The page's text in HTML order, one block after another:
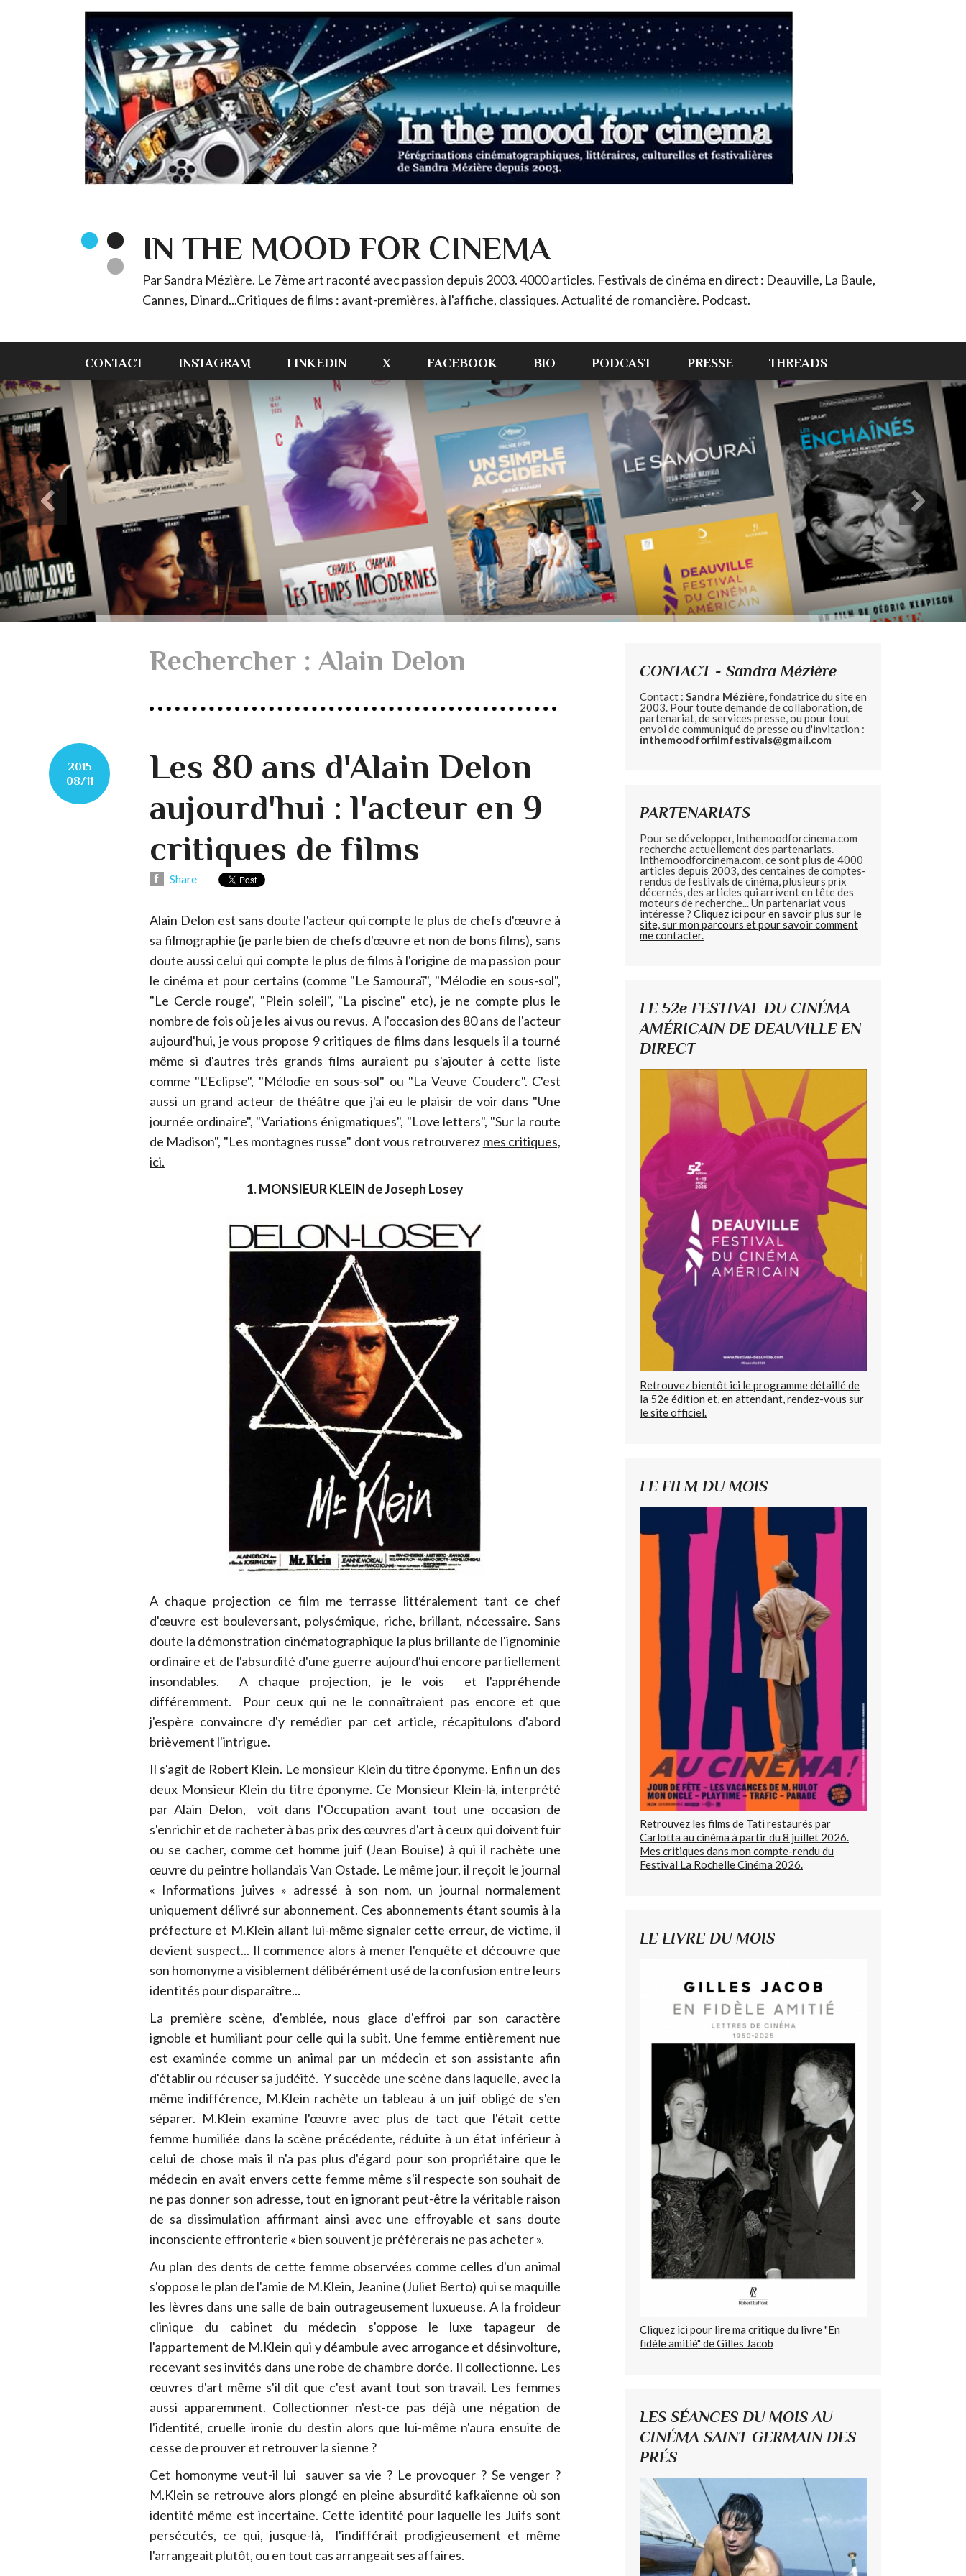
IN THE MOOD FOR CINEMA
Par Sandra Mézière. Le 7ème art raconté avec passion depuis 2003. 4000 articles. Festivals de cinéma en direct : Deauville, La Baule,
Cannes, Dinard...Critiques de films : avant-premières, à l'affiche, classiques. Actualité de romancière. Podcast.
CONTACT INSTAGRAM LINKEDIN X FACEBOOK BIO PODCAST PRESSE THREADS
Rechercher : Alain Delon
2015
08/11
Les 80 ans d'Alain Delon
aujourd'hui : l'acteur en 9
critiques de films
Share
Alain Delon est sans doute l'acteur qui compte le plus de chefs d'œuvre à
sa filmographie (je parle bien de chefs d'œuvre et non de bons films), sans
doute aussi celui qui compte le plus de films à l'origine de ma passion pour
le cinéma et pour certains (comme "Le Samouraï", "Mélodie en sous-sol",
"Le Cercle rouge", "Plein soleil", "La piscine" etc), je ne compte plus le
nombre de fois où je les ai vus ou revus. A l'occasion des 80 ans de l'acteur
aujourd'hui, je vous propose 9 critiques de films dans lesquels il a tourné
même si d'autres très grands films auraient pu s'ajouter à cette liste
comme "L'Eclipse", "Mélodie en sous-sol" ou "La Veuve Couderc". C'est
aussi un grand acteur de théâtre que j'ai eu le plaisir de voir dans "Une
journée ordinaire", "Variations énigmatiques", "Love letters", "Sur la route
de Madison", "Les montagnes russe" dont vous retrouverez mes critiques,
ici.
1. MONSIEUR KLEIN de Joseph Losey
A chaque projection ce film me terrasse littéralement tant ce chef
d'œuvre est bouleversant, polysémique, riche, brillant, nécessaire. Sans
doute la démonstration cinématographique la plus brillante de l'ignominie
ordinaire et de l'absurdité d'une guerre aujourd'hui encore partiellement
insondables. A chaque projection, je le vois et l'appréhende
différemment. Pour ceux qui ne le connaîtraient pas encore et que
j'espère convaincre d'y remédier par cet article, récapitulons d'abord
brièvement l'intrigue.
Il s'agit de Robert Klein. Le monsieur Klein du titre éponyme. Enfin un des
deux Monsieur Klein du titre éponyme. Ce Monsieur Klein-là, interprété
par Alain Delon, voit dans l'Occupation avant tout une occasion de
s'enrichir et de racheter à bas prix des œuvres d'art à ceux qui doivent fuir
ou se cacher, comme cet homme juif (Jean Bouise) à qui il rachète une
œuvre du peintre hollandais Van Ostade. Le même jour, il reçoit le journal
« Informations juives » adressé à son nom, un journal normalement
uniquement délivré sur abonnement. Ces abonnements étant soumis à la
préfecture et M.Klein allant lui-même signaler cette erreur, de victime, il
devient suspect... Il commence alors à mener l'enquête et découvre que
son homonyme a visiblement délibérément usé de la confusion entre leurs
identités pour disparaître...
La première scène, d'emblée, nous glace d'effroi par son caractère
ignoble et humiliant pour celle qui la subit. Une femme entièrement nue
est examinée comme un animal par un médecin et son assistante afin
d'établir ou récuser sa judéité. Y succède une scène dans laquelle, avec la
même indifférence, M.Klein rachète un tableau à un juif obligé de s'en
séparer. M.Klein examine l'œuvre avec plus de tact que l'était cette
femme humiliée dans la scène précédente, réduite à un état inférieur à
celui de chose mais il n'a pas plus d'égard pour son propriétaire que le
médecin en avait envers cette femme même s'il respecte son souhait de
ne pas donner son adresse, tout en ignorant peut-être la véritable raison
de sa dissimulation affirmant ainsi avec une effroyable et sans doute
inconsciente effronterie « bien souvent je préfèrerais ne pas acheter ».
Au plan des dents de cette femme observées comme celles d'un animal
s'oppose le plan de l'amie de M.Klein, Jeanine (Juliet Berto) qui se maquille
les lèvres dans une salle de bain outrageusement luxueuse. A la froideur
clinique du cabinet du médecin s'oppose le luxe tapageur de
l'appartement de M.Klein qui y déambule avec arrogance et désinvolture,
recevant ses invités dans une robe de chambre dorée. Il collectionne. Les
œuvres d'art même s'il dit que c'est avant tout son travail. Les femmes
aussi apparemment. Collectionner n'est-ce pas déjà une négation de
l'identité, cruelle ironie du destin alors que lui-même n'aura ensuite de
cesse de prouver et retrouver la sienne ?
Cet homonyme veut-il lui sauver sa vie ? Le provoquer ? Se venger ?
M.Klein se retrouve alors plongé en pleine absurdité kafkaïenne où son
identité même est incertaine. Cette identité pour laquelle les Juifs sont
persécutés, ce qui, jusque-là, l'indifférait prodigieusement et même
l'arrangeait plutôt, ou en tout cas arrangeait ses affaires.
CONTACT - Sandra Mézière
Contact : Sandra Mézière, fondatrice du site en
2003. Pour toute demande de collaboration, de
partenariat, de services presse, ou pour tout
envoi de communiqué de presse ou d'invitation :
inthemoodforfilmfestivals@gmail.com
PARTENARIATS
Pour se développer, Inthemoodforcinema.com
recherche actuellement des partenariats.
Inthemoodforcinema.com, ce sont plus de 4000
articles depuis 2003, des centaines de comptes-
rendus de festivals de cinéma, plusieurs prix
décernés, des articles qui arrivent en tête des
moteurs de recherche... Un partenariat vous
intéresse ? Cliquez ici pour en savoir plus sur le
site, sur mon parcours et pour savoir comment
me contacter.
LE 52e FESTIVAL DU CINÉMA
AMÉRICAIN DE DEAUVILLE EN
DIRECT
Retrouvez bientôt ici le programme détaillé de
la 52e édition et, en attendant, rendez-vous sur
le site officiel.
LE FILM DU MOIS
Retrouvez les films de Tati restaurés par
Carlotta au cinéma à partir du 8 juillet 2026.
Mes critiques dans mon compte-rendu du
Festival La Rochelle Cinéma 2026.
LE LIVRE DU MOIS
Cliquez ici pour lire ma critique du livre "En
fidèle amitié" de Gilles Jacob
LES SÉANCES DU MOIS AU
CINÉMA SAINT GERMAIN DES
PRÉS